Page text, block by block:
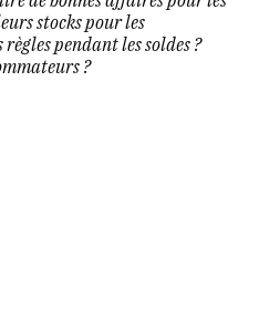
stocks pour les
pendant les soldes ?
?